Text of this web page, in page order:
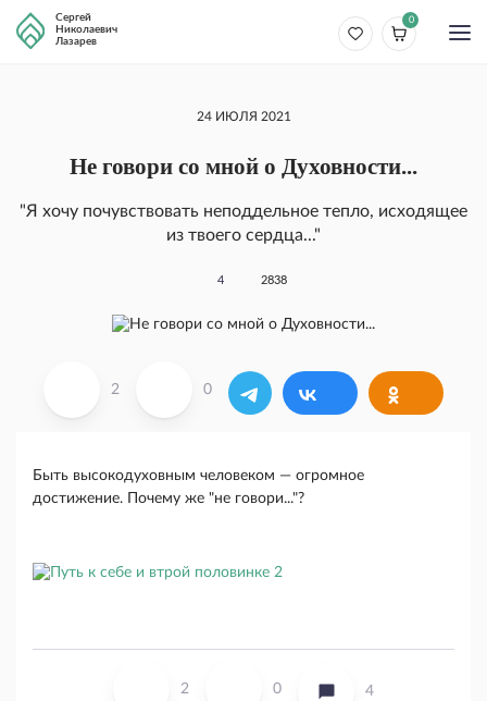
Сергей
Николаевич
Лазарев
0
24 ИЮЛЯ 2021
Не говори со мной о Духовности...
"Я хочу почувствовать неподдельное тепло, исходящее
из твоего сердца..."
4 2838
2 0
Быть высокодуховным человеком — огромное
достижение. Почему же "не говори..."?
2 0 4